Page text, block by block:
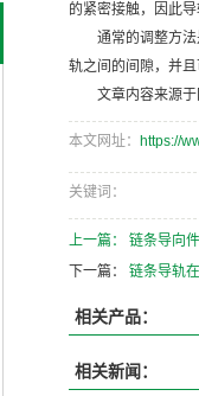
的紧密接触，因此导
通常的调整方
轨之间的间隙，并且
文章内容来源于
本文网址： https://
关键词：
上一篇： 链条导向
下一篇：
链条导轨
相关产品：
相关新闻：